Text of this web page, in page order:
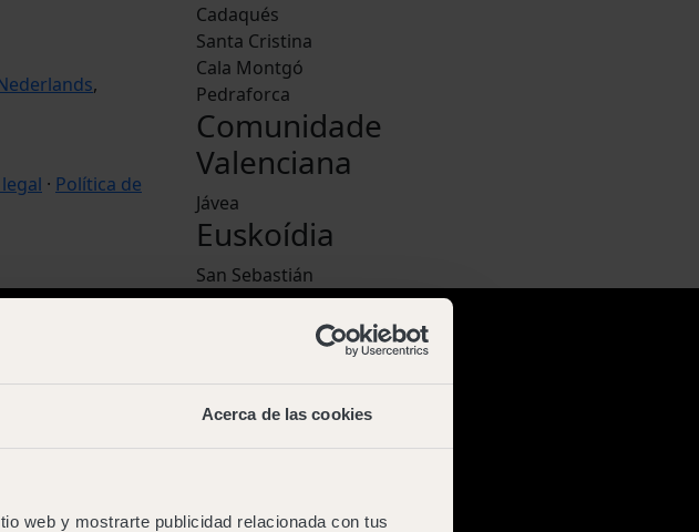
Acerca de las cookies
web y mostrarte publicidad relacionada con tus
,
· Política de
Cadaqués
Santa Cristina
Cala Montgó
Pedraforca
Comunidade
Valenciana
Jávea
Euskoídia
San Sebastián